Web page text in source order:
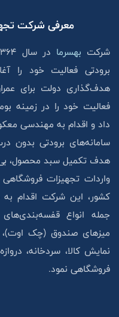
معرفی شرکت
شرکت بهسرما
برودتی فعالیت خود را
هدف‌گذاری دولت برای
فعالیت خود را در زمینه
داد و اقدام به مهندسی
سامانه‌های برودتی بدون
هدف تکمیل سبد محصول،
واردات تجهیزات
کشور، این شرکت اقدام
جمله انواع
میزهای صندوق (چک اوت)،
نمایش کالا، سردخانه،
فروشگاهی نمود.